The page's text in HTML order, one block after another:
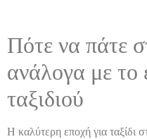
Πότε να πάτε
ανάλογα με το
ταξιδιού
Η καλύτερη εποχή για ταξίδι